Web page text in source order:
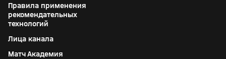
Правила применения
рекомендательных
технологий
Лица канала
Матч Академия